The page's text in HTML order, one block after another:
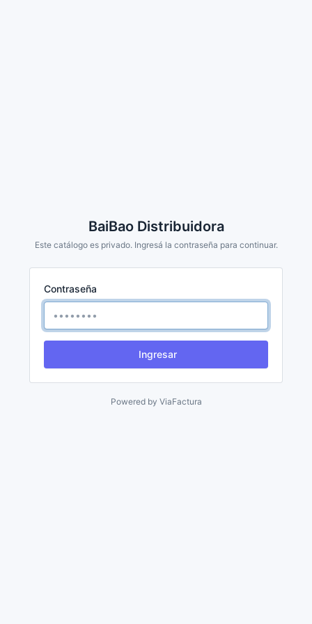
BaiBao Distribuidora
Este catálogo es privado. Ingresá la contraseña para continuar.
Contraseña
Ingresar
Powered by ViaFactura